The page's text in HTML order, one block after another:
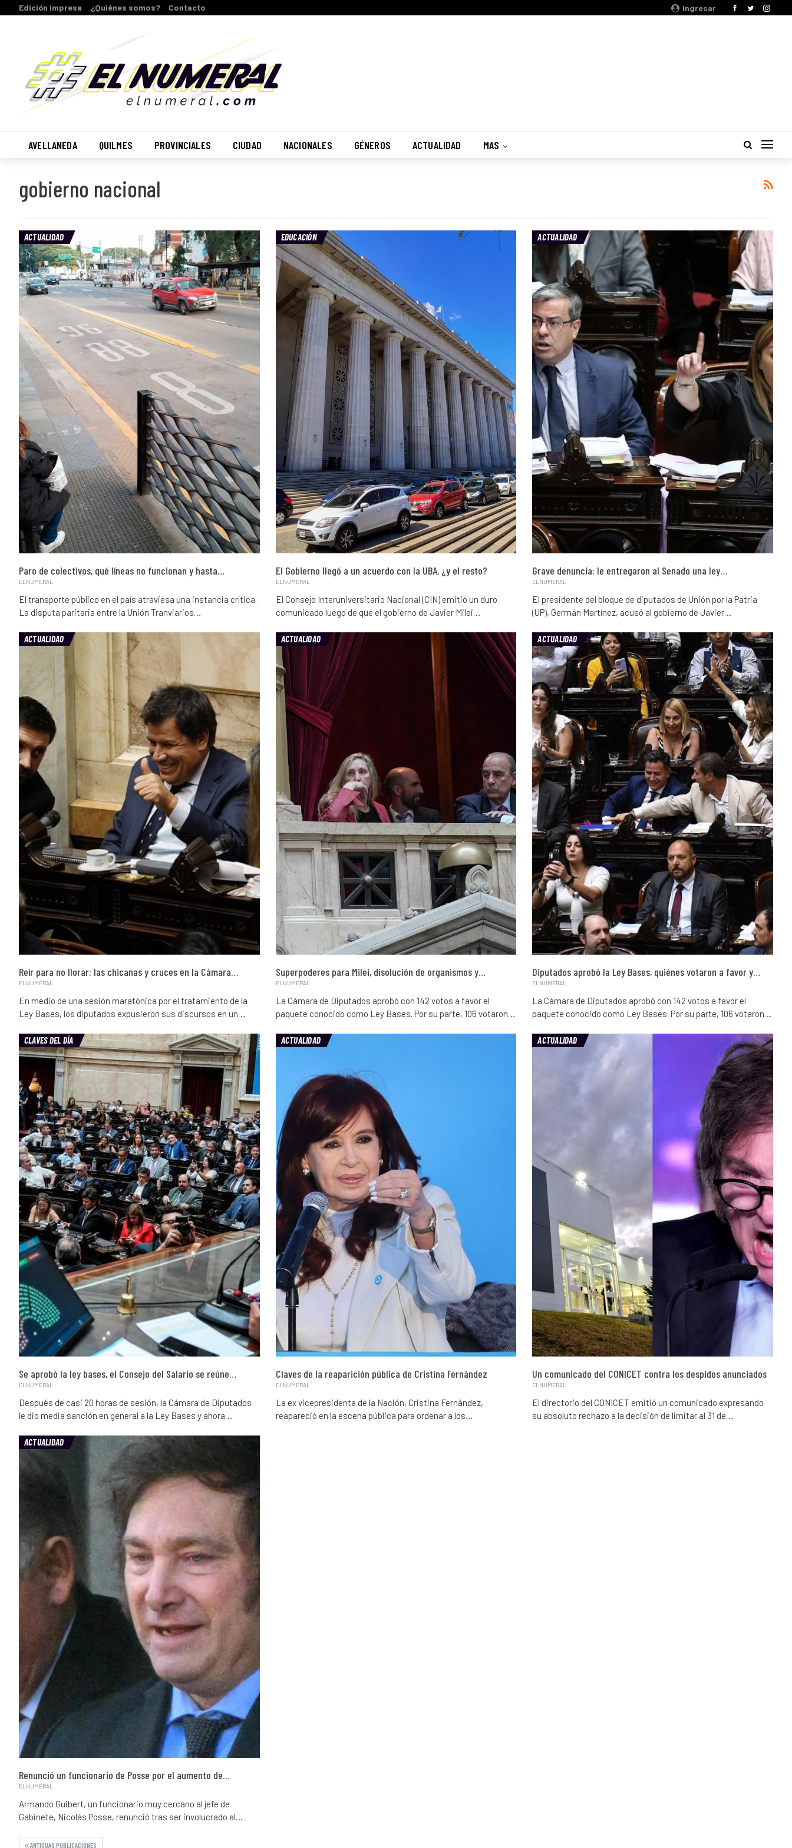
Ingresar
Edición impresa ¿Quiénes somos? Contacto
AVELLANEDA QUILMES PROVINCIALES CIUDAD NACIONALES GÉNEROS ACTUALIDAD MAS
gobierno nacional
ACTUALIDAD
Paro de colectivos, qué líneas no funcionan y hasta…
ELNUMERAL
El transporte público en el país atraviesa una instancia crítica.
La disputa paritaria entre la Unión Tranviarios…
EDUCACIÓN
El Gobierno llegó a un acuerdo con la UBA, ¿y el resto?
ELNUMERAL
El Consejo Interuniversitario Nacional (CIN) emitió un duro
comunicado luego de que el gobierno de Javier Milei…
ACTUALIDAD
Grave denuncia: le entregaron al Senado una ley…
ELNUMERAL
El presidente del bloque de diputados de Unión por la Patria
(UP), Germán Martínez, acusó al gobierno de Javier…
ACTUALIDAD
Reír para no llorar: las chicanas y cruces en la Cámara…
ELNUMERAL
En medio de una sesión maratónica por el tratamiento de la
Ley Bases, los diputados expusieron sus discursos en un…
ACTUALIDAD
Superpoderes para Milei, disolución de organismos y…
ELNUMERAL
La Cámara de Diputados aprobó con 142 votos a favor el
paquete conocido como Ley Bases. Por su parte, 106 votaron…
ACTUALIDAD
Diputados aprobó la Ley Bases, quiénes votaron a favor y…
ELNUMERAL
La Cámara de Diputados aprobó con 142 votos a favor el
paquete conocido como Ley Bases. Por su parte, 106 votaron…
CLAVES DEL DÍA
Se aprobó la ley bases, el Consejo del Salario se reúne…
ELNUMERAL
Después de casi 20 horas de sesión, la Cámara de Diputados
le dio media sanción en general a la Ley Bases y ahora…
ACTUALIDAD
Claves de la reaparición pública de Cristina Fernández
ELNUMERAL
La ex vicepresidenta de la Nación, Cristina Fernández,
reapareció en la escena pública para ordenar a los…
ACTUALIDAD
Un comunicado del CONICET contra los despidos anunciados
ELNUMERAL
El directorio del CONICET emitió un comunicado expresando
su absoluto rechazo a la decisión de limitar al 31 de…
ACTUALIDAD
Renunció un funcionario de Posse por el aumento de…
ELNUMERAL
Armando Guibert, un funcionario muy cercano al jefe de
Gabinete, Nicolás Posse, renunció tras ser involucrado al…
ANTIGUAS PUBLICACIONES